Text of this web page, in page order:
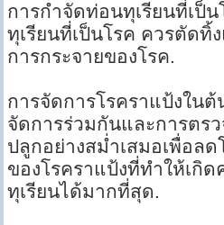
การกำจัดท่อนทุเรียนที่เป็
ทุเรียนที่เป็นโรค ควรตัดทิ้
การกระจายของโรค.
การจัดการโรคราแป้งในต้
จัดการร่วมกันและการตร
ปลูกอย่างสม่ำเสมอเพื่อลด
ของโรคราแป้งที่ทำให้เกิ
ทุเรียนได้มากที่สุด.